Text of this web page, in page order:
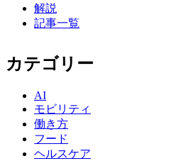
解説
記事一覧
カテゴリー
AI
モビリティ
働き方
フード
ヘルスケア